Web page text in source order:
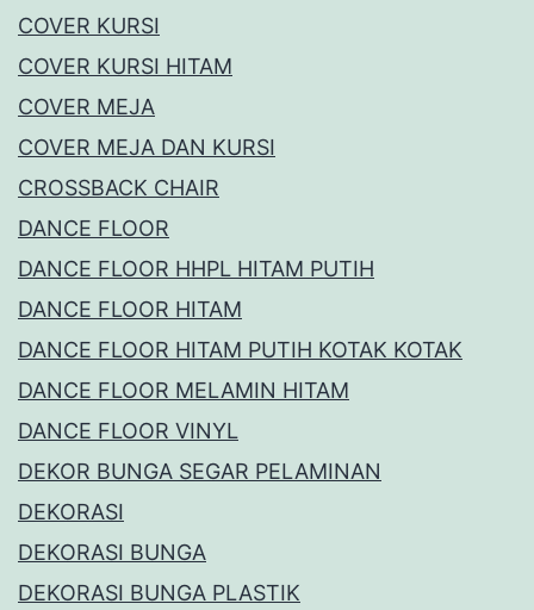
COVER KURSI
COVER KURSI HITAM
COVER MEJA
COVER MEJA DAN KURSI
CROSSBACK CHAIR
DANCE FLOOR
DANCE FLOOR HHPL HITAM PUTIH
DANCE FLOOR HITAM
DANCE FLOOR HITAM PUTIH KOTAK KOTAK
DANCE FLOOR MELAMIN HITAM
DANCE FLOOR VINYL
DEKOR BUNGA SEGAR PELAMINAN
DEKORASI
DEKORASI BUNGA
DEKORASI BUNGA PLASTIK